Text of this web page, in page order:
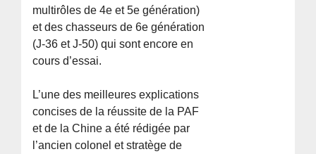
multirôles de 4e et 5e génération)
et des chasseurs de 6e génération
(J-36 et J-50) qui sont encore en
cours d’essai.
L’une des meilleures explications
concises de la réussite de la PAF
et de la Chine a été rédigée par
l’ancien colonel et stratège de